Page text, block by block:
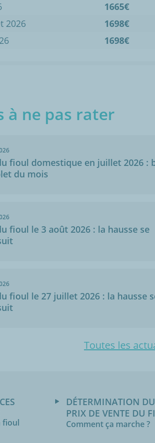
1665€
2026
1698€
1698€
à ne pas rater
fioul domestique en juillet 2026 :
du mois
fioul le 3 août 2026 : la hausse se
fioul le 27 juillet 2026 : la hausse
Toutes les
fioul
DÉTERMINATION DU
PRIX DE VENTE DU
Comment ça marche ?